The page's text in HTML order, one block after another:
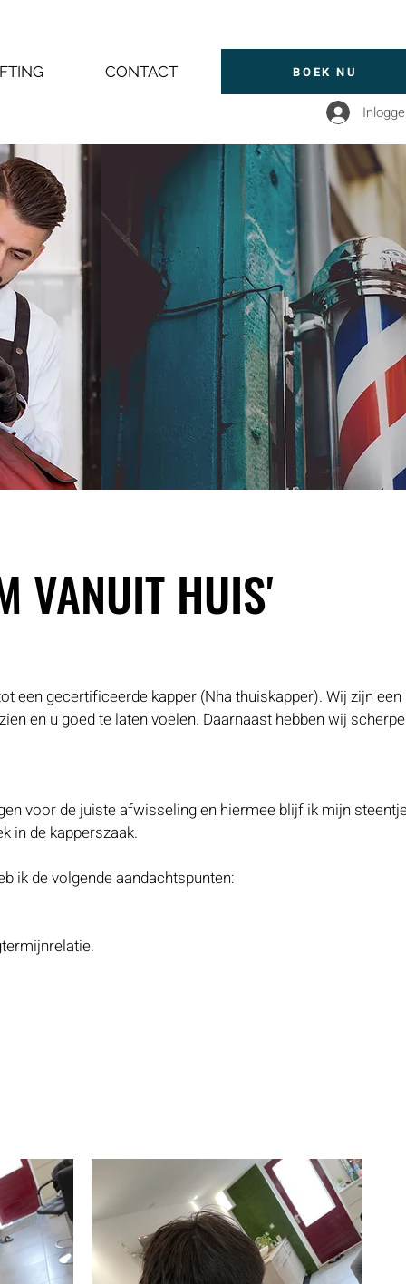
BOEK NU
CONTACT
VANUIT HUIS'
VANUIT HUIS'
een gecertificeerde kapper (Nha thuiskapper). Wij zijn een
en u goed te laten voelen. Daarnaast hebben wij scherpe
voor de juiste afwisseling en hiermee blijf ik mijn
in de kapperszaak.
ik de volgende aandachtspunten: